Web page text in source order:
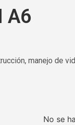
A6
manejo de
No se